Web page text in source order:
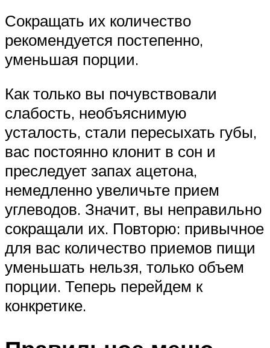
Сокращать их количество
рекомендуется постепенно,
уменьшая порции.
Как только вы почувствовали
слабость, необъяснимую
усталость, стали пересыхать губы,
вас постоянно клонит в сон и
преследует запах ацетона,
немедленно увеличьте прием
углеводов. Значит, вы неправильно
сокращали их. Повторю: привычное
для вас количество приемов пищи
уменьшать нельзя, только объем
порции. Теперь перейдем к
конкретике.